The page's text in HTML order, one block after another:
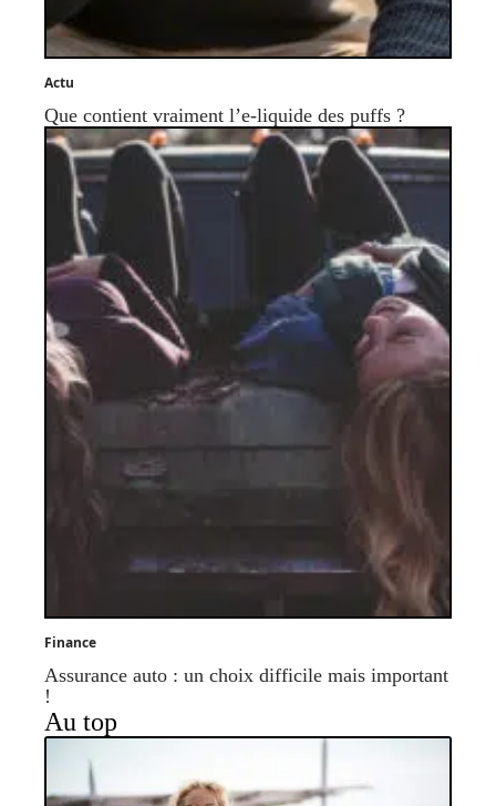
Actu
Que contient vraiment l’e-liquide des puffs ?
Finance
Assurance auto : un choix difficile mais important
!
Au top